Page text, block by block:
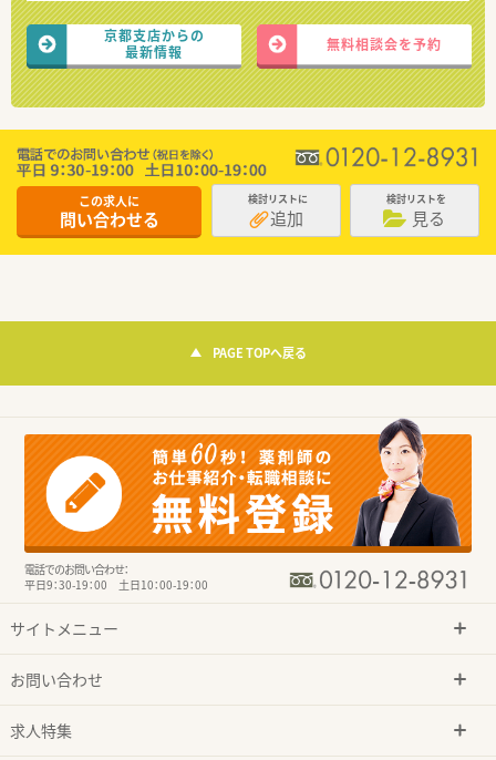
京都支店からの
最新情報
無料相談会を予約
この求人に
問い合わせる
検討リストに
追加
検討リストを
見る
PAGE TOPへ戻る
電話でのお問い合わせ：
平日9：30-19：00 土日10：00-19：00
サイトメニュー
お問い合わせ
求人特集